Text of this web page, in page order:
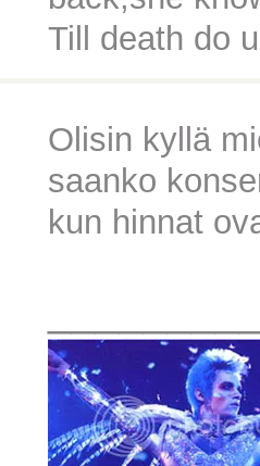
Till death do
Olisin kyllä
saanko
kun hinnat